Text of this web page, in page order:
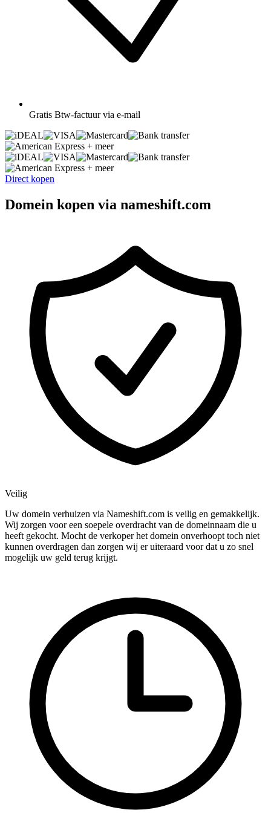
Gratis Btw-factuur via e-mail
+ meer
+ meer
Direct kopen
Domein kopen via nameshift.com
Veilig
Uw domein verhuizen via Nameshift.com is veilig en gemakkelijk.
Wij zorgen voor een soepele overdracht van de domeinnaam die u
heeft gekocht. Mocht de verkoper het domein onverhoopt toch niet
kunnen overdragen dan zorgen wij er uiteraard voor dat u zo snel
mogelijk uw geld terug krijgt.